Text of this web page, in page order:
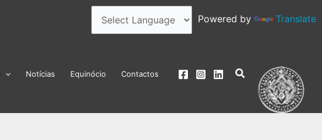
Powered by Translate
Notícias Equinócio Contactos Search